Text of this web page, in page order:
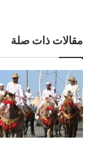
مقالات ذات صلة